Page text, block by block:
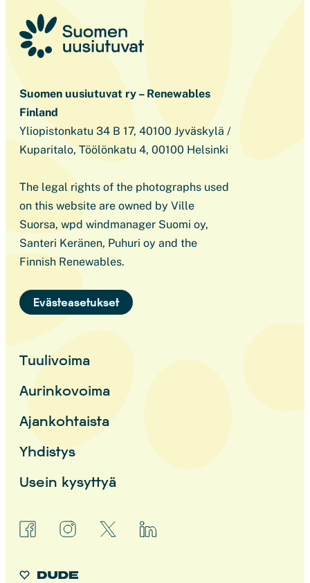
Suomen uusiutuvat ry – Renewables
Finland
Yliopistonkatu 34 B 17, 40100 Jyväskylä /
Kuparitalo, Töölönkatu 4, 00100 Helsinki
The legal rights of the photographs used
on this website are owned by Ville
Suorsa, wpd windmanager Suomi oy,
Santeri Keränen, Puhuri oy and the
Finnish Renewables.
Evästeasetukset
Tuulivoima
Aurinkovoima
Ajankohtaista
Yhdistys
Usein kysyttyä
facebookinstagram linkedin